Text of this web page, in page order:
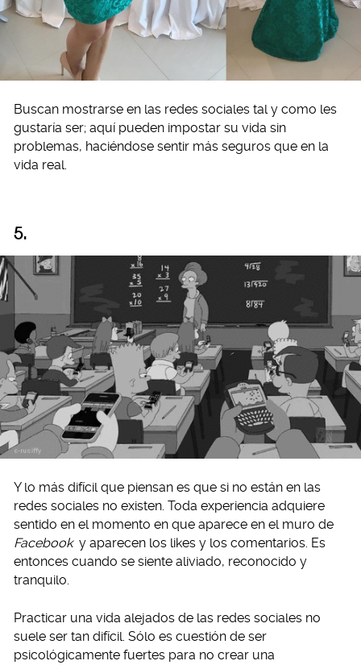
Buscan mostrarse en las redes sociales tal y como les
gustaría ser; aquí pueden impostar su vida sin
problemas, haciéndose sentir más seguros que en la
vida real.
5.
Y lo más difícil que piensan es que si no están en las
redes sociales no existen. Toda experiencia adquiere
sentido en el momento en que aparece en el muro de
Facebook y aparecen los likes y los comentarios. Es
entonces cuando se siente aliviado, reconocido y
tranquilo.
Practicar una vida alejados de las redes sociales no
suele ser tan difícil. Sólo es cuestión de ser
psicológicamente fuertes para no crear una